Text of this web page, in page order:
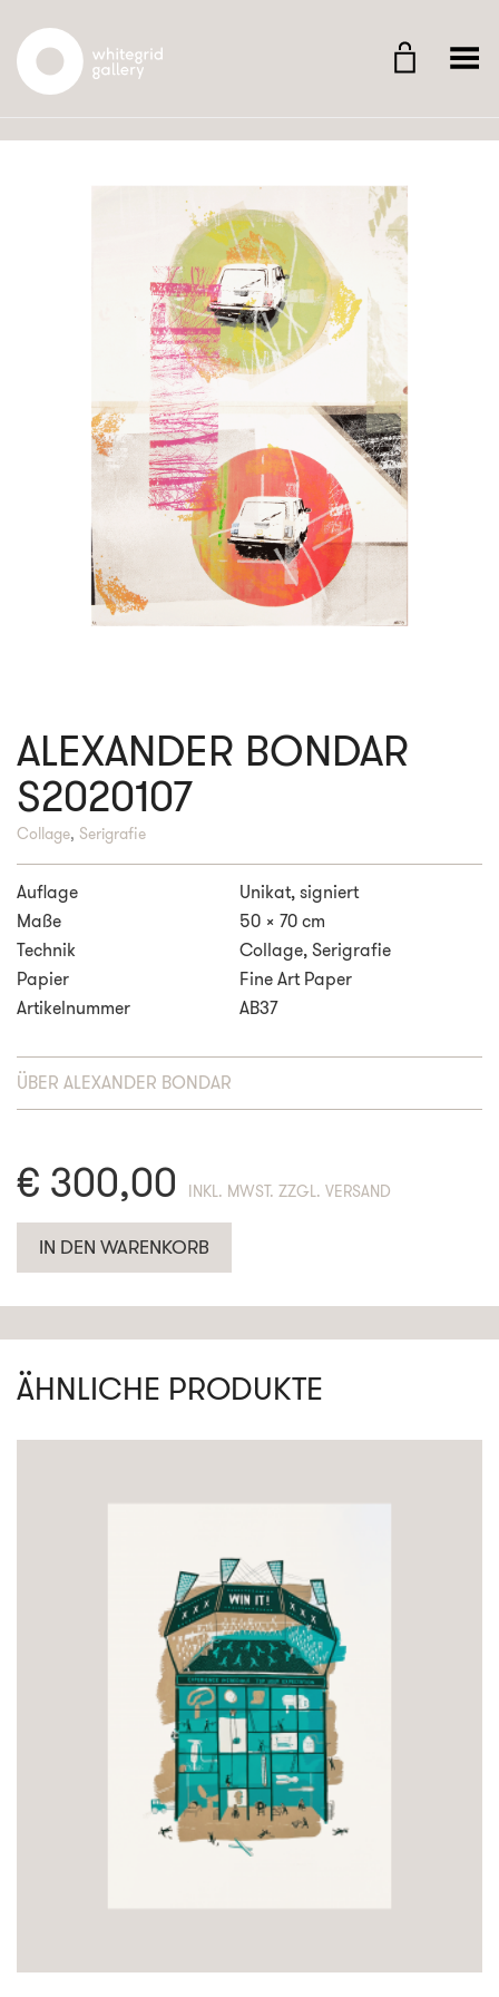
Whitegrid Logo Menü umschalten
ALEXANDER BONDAR
S2020107
Collage, Serigrafie
Auflage
Unikat, signiert
Maße
50 x 70 cm
Technik
Collage, Serigrafie
Papier
Fine Art Paper
Artikelnummer
AB37
ÜBER ALEXANDER BONDAR
€ 300,00
IN DEN WARENKORB
ÄHNLICHE PRODUKTE